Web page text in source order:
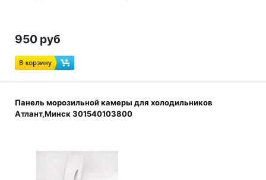
950 руб
Панель морозильной камеры для холодильников
Атлант,Минск 301540103800